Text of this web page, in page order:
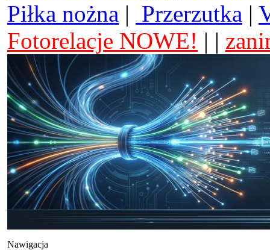
Piłka nożna | Przerzutka |
Fotorelacje NOWE! | |
Nawigacja